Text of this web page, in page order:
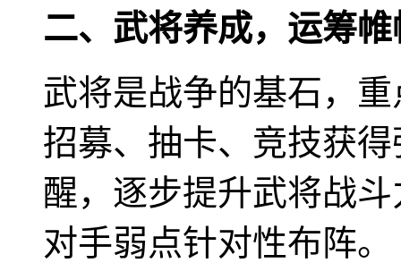
二、武将养成，运筹帷
武将是战争的基石，
招募、抽卡、竞技获
醒，逐步提升武将战
对手弱点针对性布阵。